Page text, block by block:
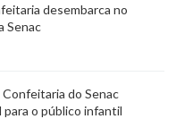
desembarca no
Senac
Confeitaria do Senac
o público infantil